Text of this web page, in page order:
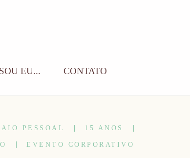
EU... CONTATO
PESSOAL 15 ANOS
EVENTO CORPORATIVO